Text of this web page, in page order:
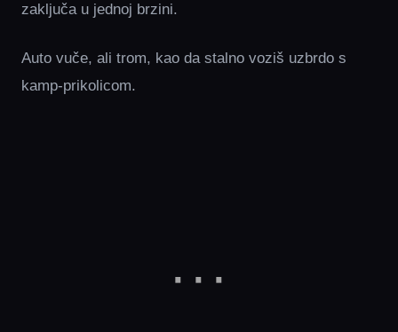
zaključa u jednoj brzini.
Auto vuče, ali trom, kao da stalno voziš uzbrdo s
kamp-prikolicom.